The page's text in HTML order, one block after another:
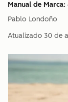
Manual de
Pablo Londoño
Atualizado 30 de